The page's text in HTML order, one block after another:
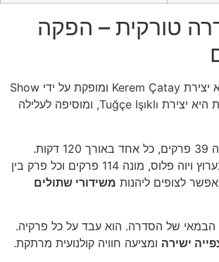
טורקית – הפקה
הסדרה "שתולים" היא יצירת Kerem Çatay ומופקת על ידי Show
TV. המוזיקה המרגשת היא יצירת Tuğçe Işıklı, ומוסיפה לעלילה
הסדרה הטורקית מונה 39 פרקים, כל אחד באורך 120 דקות.
הגרסה הישראלית, בערוץ ויוה פלוס, מונה 114 פרקים וכל פרק בין
משידורי שתולים
הבמאי של הסדרה. הוא עבד על כל פרקיה.
ישירה ומציעה חוויה קולנועית מרתקת.